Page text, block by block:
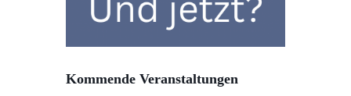
Kommende Veranstaltungen